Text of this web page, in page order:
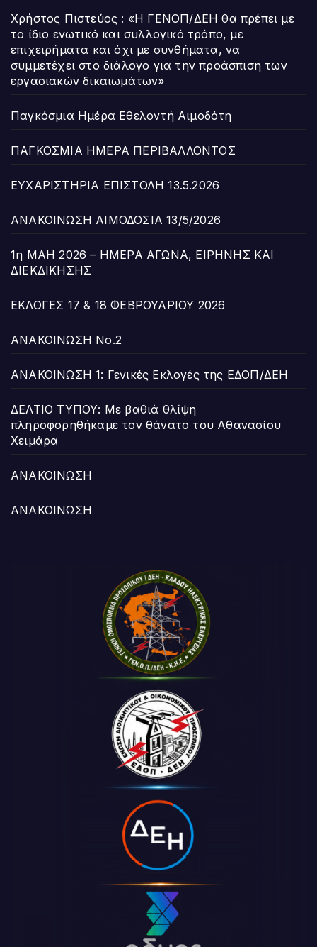
Χρήστος Πιστεύος : «Η ΓΕΝΟΠ/ΔΕΗ θα πρέπει με
το ίδιο ενωτικό και συλλογικό τρόπο, με
επιχειρήματα και όχι με συνθήματα, να
συμμετέχει στο διάλογο για την προάσπιση των
εργασιακών δικαιωμάτων»
Παγκόσμια Ημέρα Εθελοντή Αιμοδότη
ΠΑΓΚΟΣΜΙΑ ΗΜΕΡΑ ΠΕΡΙΒΑΛΛΟΝΤΟΣ
ΕΥΧΑΡΙΣΤΗΡΙΑ ΕΠΙΣΤΟΛΗ 13.5.2026
ΑΝΑΚΟΙΝΩΣΗ ΑΙΜΟΔΟΣΙΑ 13/5/2026
1η ΜΑΗ 2026 – ΗΜΕΡΑ ΑΓΩΝΑ, ΕΙΡΗΝΗΣ ΚΑΙ
ΔΙΕΚΔΙΚΗΣΗΣ
ΕΚΛΟΓΕΣ 17 & 18 ΦΕΒΡΟΥΑΡΙΟΥ 2026
ΑΝΑΚΟΙΝΩΣΗ Νο.2
ΑΝΑΚΟΙΝΩΣΗ 1: Γενικές Εκλογές της ΕΔΟΠ/ΔΕΗ
ΔΕΛΤΙΟ ΤΥΠΟΥ: Με βαθιά θλίψη
πληροφορηθήκαμε τον θάνατο του Αθανασίου
Χειμάρα
ΑΝΑΚΟΙΝΩΣΗ
ΑΝΑΚΟΙΝΩΣΗ